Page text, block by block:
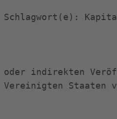
/ Schlagwort(e):
indirekten
Staaten